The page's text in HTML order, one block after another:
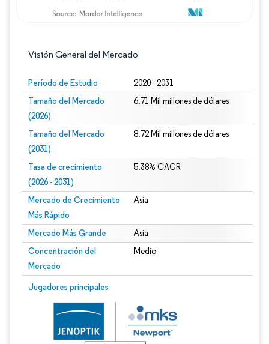
Visión General del Mercado
Período de Estudio 2020 - 2031
Tamaño del Mercado
(2026)
6.71 Mil millones de dólares
Tamaño del Mercado
(2031)
8.72 Mil millones de dólares
Tasa de crecimiento
(2026 - 2031)
5.38% CAGR
Mercado de Crecimiento
Más Rápido
Asia
Mercado Más Grande Asia
Concentración del
Mercado
Medio
Jugadores principales
Imagen © Mordor Intelligence. El uso requiere atribución según CC BY 4.0.